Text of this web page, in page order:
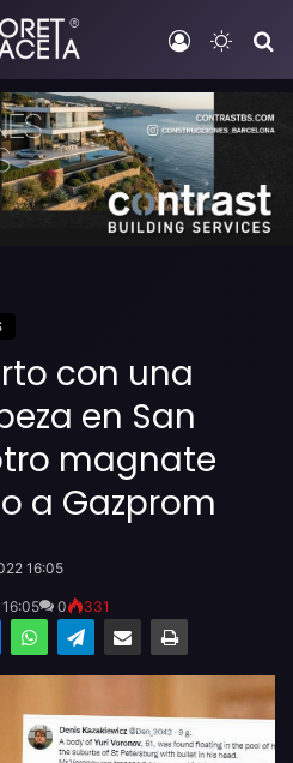
Iniciar
con una
en San
magnate
a Gazprom
16:05
0 331
MessengerWhatsAppTelegramCompartir por email Imprimir